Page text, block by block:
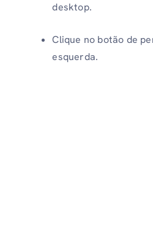
desktop.
Clique no botão de
esquerda.